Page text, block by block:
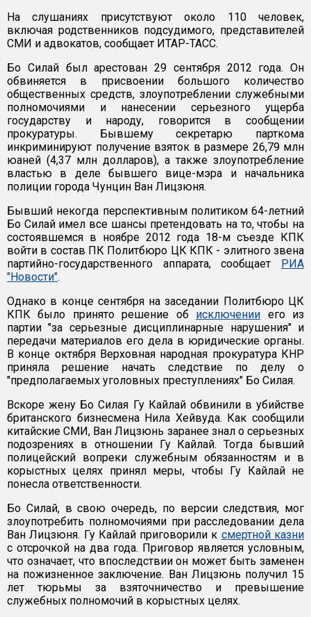
На слушаниях присутствуют около 110 человек,
включая родственников подсудимого, представителей
СМИ и адвокатов, сообщает ИТАР-ТАСС.
Бо Силай был арестован 29 сентября 2012 года. Он
обвиняется в присвоении большого количество
общественных средств, злоупотреблении служебными
полномочиями и нанесении серьезного ущерба
государству и народу, говорится в сообщении
прокуратуры. Бывшему секретарю парткома
инкриминируют получение взяток в размере 26,79 млн
юаней (4,37 млн долларов), а также злоупотребление
властью в деле бывшего вице-мэра и начальника
полиции города Чунцин Ван Лицзюня.
Бывший некогда перспективным политиком 64-летний
Бо Силай имел все шансы претендовать на то, чтобы на
состоявшемся в ноябре 2012 года 18-м съезде КПК
войти в состав ПК Политбюро ЦК КПК - элитного звена
партийно-государственного аппарата, сообщает РИА
"Новости".
Однако в конце сентября на заседании Политбюро ЦК
КПК было принято решение об исключении его из
партии "за серьезные дисциплинарные нарушения" и
передачи материалов его дела в юридические органы.
В конце октября Верховная народная прокуратура КНР
приняла решение начать следствие по делу о
"предполагаемых уголовных преступлениях" Бо Силая.
Вскоре жену Бо Силая Гу Кайлай обвинили в убийстве
британского бизнесмена Нила Хейвуда. Как сообщили
китайские СМИ, Ван Лицзюнь заранее знал о серьезных
подозрениях в отношении Гу Кайлай. Тогда бывший
полицейский вопреки служебным обязанностям и в
корыстных целях принял меры, чтобы Гу Кайлай не
понесла ответственности.
Бо Силай, в свою очередь, по версии следствия, мог
злоупотребить полномочиями при расследовании дела
Ван Лицзюня. Гу Кайлай приговорили к смертной казни
с отсрочкой на два года. Приговор является условным,
что означает, что впоследствии он может быть заменен
на пожизненное заключение. Ван Лицзюнь получил 15
лет тюрьмы за взяточничество и превышение
служебных полномочий в корыстных целях.